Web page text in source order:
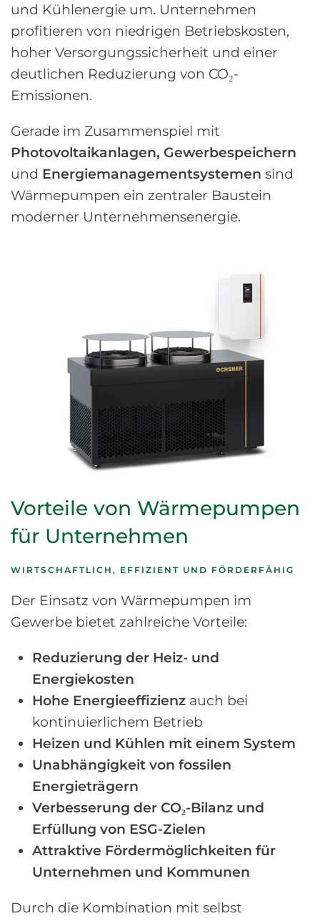
und Kühlenergie um. Unternehmen
profitieren von niedrigen Betriebskosten,
hoher Versorgungssicherheit und einer
deutlichen Reduzierung von CO₂-
Emissionen.
Gerade im Zusammenspiel mit
Photovoltaikanlagen, Gewerbespeichern
und Energiemanagementsystemen sind
Wärmepumpen ein zentraler Baustein
moderner Unternehmensenergie.
Vorteile von Wärmepumpen
für Unternehmen
WIRTSCHAFTLICH, EFFIZIENT UND FÖRDERFÄHIG
Der Einsatz von Wärmepumpen im
Gewerbe bietet zahlreiche Vorteile:
Reduzierung der Heiz- und
Energiekosten
Hohe Energieeffizienz auch bei
kontinuierlichem Betrieb
Heizen und Kühlen mit einem System
Unabhängigkeit von fossilen
Energieträgern
Verbesserung der CO₂-Bilanz und
Erfüllung von ESG-Zielen
Attraktive Fördermöglichkeiten für
Unternehmen und Kommunen
Durch die Kombination mit selbst